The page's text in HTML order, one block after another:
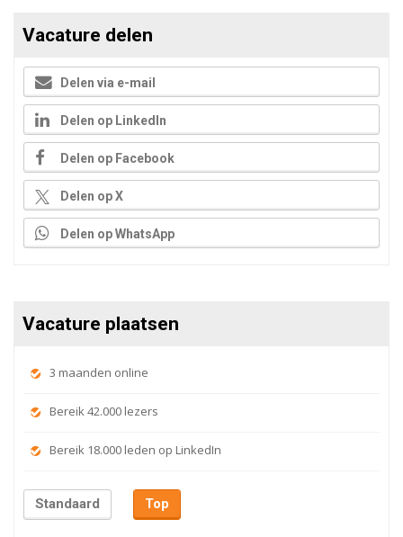
Vacature delen
Delen via e-mail
Delen op LinkedIn
Delen op Facebook
Delen op X
Delen op WhatsApp
Vacature plaatsen
3 maanden online
Bereik 42.000 lezers
Bereik 18.000 leden op LinkedIn
Standaard Top